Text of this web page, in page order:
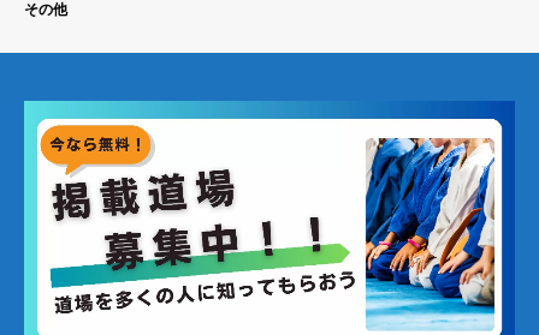
その他